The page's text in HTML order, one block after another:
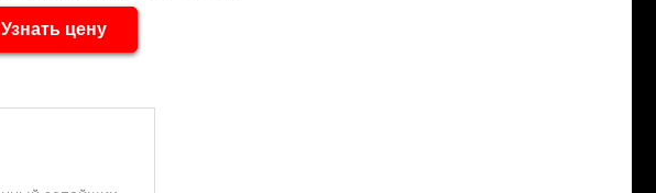
Узнать цену